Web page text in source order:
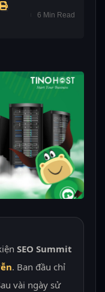
6 Min Read
SEO Summit
. Ban đầu chỉ
vài ngày sử